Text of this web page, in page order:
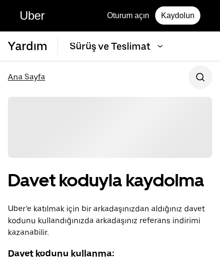
Uber Oturum açın Kaydolun
Yardım Sürüş ve Teslimat
Ana Sayfa
Davet koduyla kaydolma
Uber’e katılmak için bir arkadaşınızdan aldığınız davet
kodunu kullandığınızda arkadaşınız referans indirimi
kazanabilir.
Davet kodunu kullanma: